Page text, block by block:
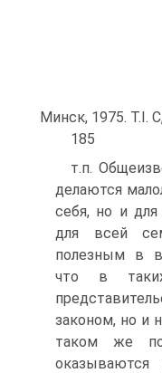
Минск, 1975. T.I.
185
т.п.
делаются
себя, но и
для всей
полезным в
что в
законом, но и
таком же
оказываются